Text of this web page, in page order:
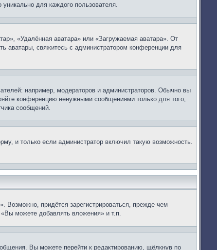
для каждого пользователя.
«Удалённая аватара» или «Загружаемая аватара». От
аватары, свяжитесь с администратором конференции для
например, модераторов и администраторов. Обычно вы
конференцию ненужными сообщениями только для того,
сообщений.
и только если администратор включил такую возможность.
придётся зарегистрироваться, прежде чем
можете добавлять вложения» и т.п.
Вы можете перейти к редактированию, щёлкнув по